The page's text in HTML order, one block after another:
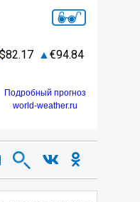
82.17 94.84
Подробный прогноз
world-weather.ru